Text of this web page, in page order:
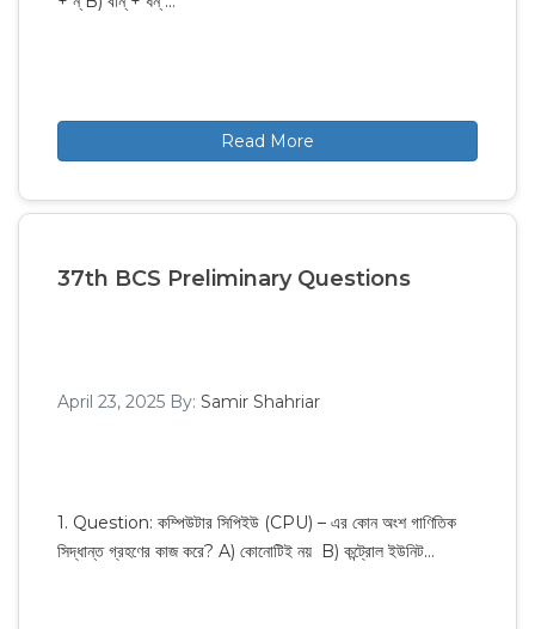
Read More
37th BCS Preliminary Questions
April 23, 2025 By: Samir Shahriar
1. Question: কম্পিউটার সিপিইউ (CPU) – এর কোন অংশ গাণিতিক
সিদ্ধান্ত গ্রহণের কাজ করে? A) কোনোটিই নয় B) কন্ট্রোল ইউনিট…